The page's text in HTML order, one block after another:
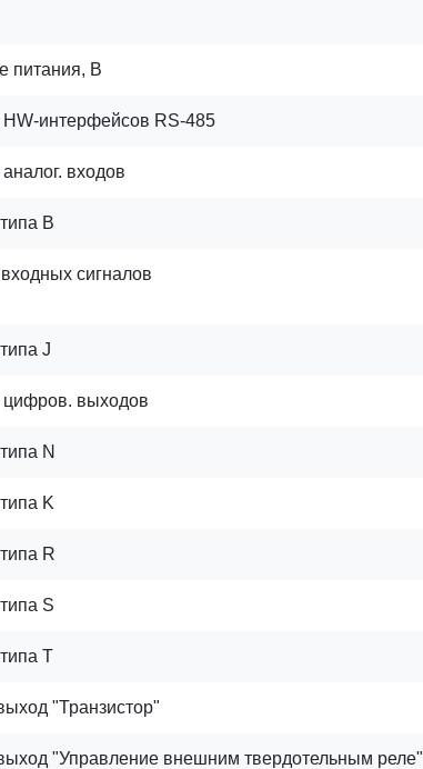
питания, В
HW-интерфейсов RS-485
входов
В
сигналов
J
цифров. выходов
N
K
R
S
T
"Транзистор"
"Управление внешним твердотельным реле"